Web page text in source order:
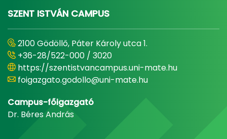
SZENT ISTVÁN CAMPUS
2100 Gödöllő, Páter Károly utca 1.
+36-28/522-000 / 3020
https://szentistvancampus.uni-mate.hu
foigazgato.godollo@uni-mate.hu
Campus-főigazgató
Dr. Béres András